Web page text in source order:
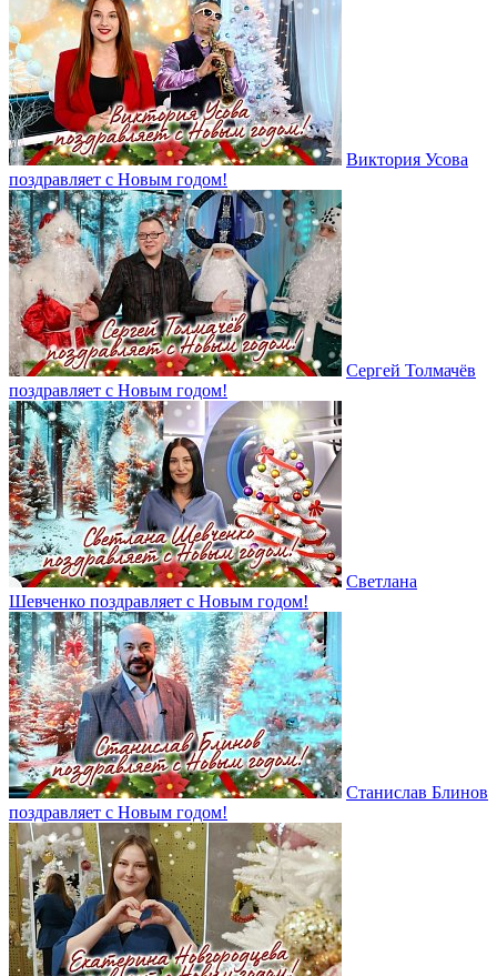
Виктория Усова
поздравляет с Новым годом!
Сергей Толмачёв
поздравляет с Новым годом!
Светлана
Шевченко поздравляет с Новым годом!
Станислав Блинов
поздравляет с Новым годом!